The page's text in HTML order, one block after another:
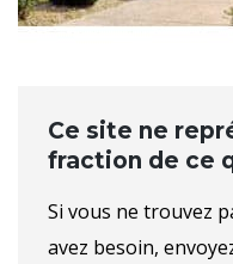
Ce site ne
fraction de ce
Si vous ne trouvez
avez besoin,